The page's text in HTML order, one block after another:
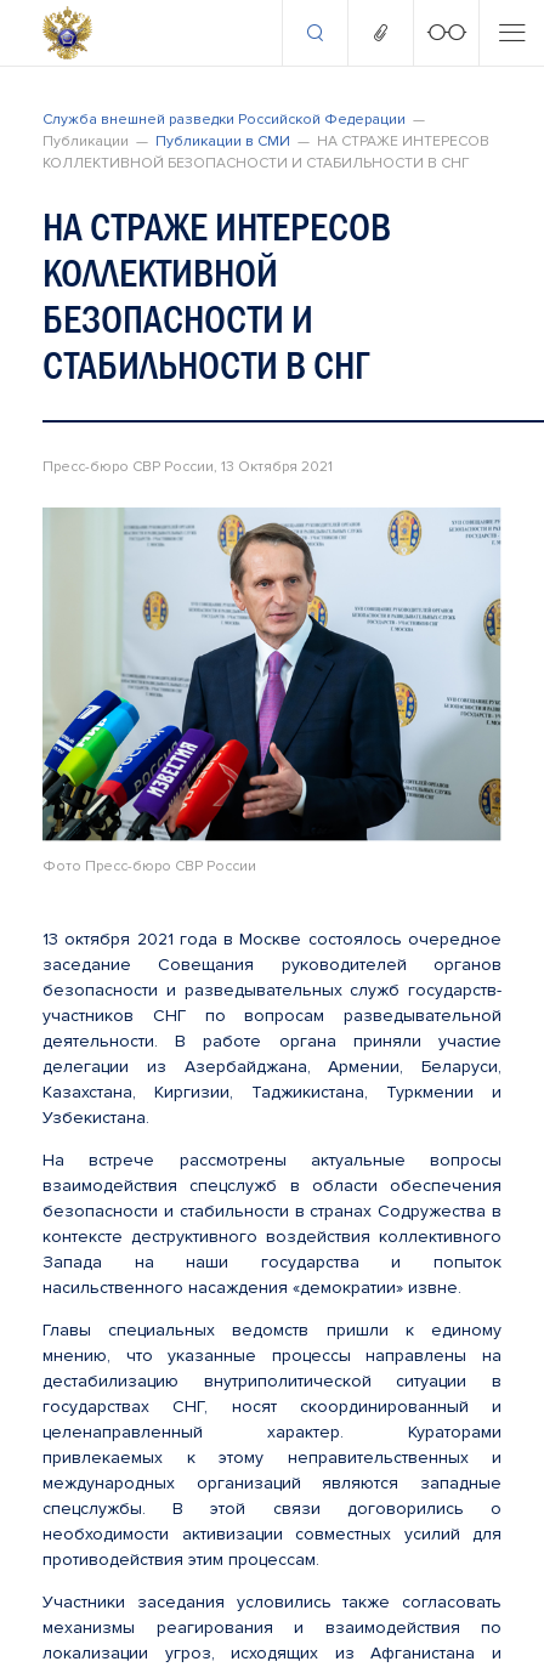
Служба внешней разведки Российской Федерации
Публикации
Публикации в СМИ
НА СТРАЖЕ ИНТЕРЕСОВ
КОЛЛЕКТИВНОЙ БЕЗОПАСНОСТИ И СТАБИЛЬНОСТИ В СНГ
НА СТРАЖЕ ИНТЕРЕСОВ
КОЛЛЕКТИВНОЙ
БЕЗОПАСНОСТИ И
СТАБИЛЬНОСТИ В СНГ
Пресс-бюро СВР России, 13 Октября 2021
Фото Пресс-бюро СВР России
13 октября 2021 года в Москве состоялось очередное
заседание Совещания руководителей органов
безопасности и разведывательных служб государств-
участников СНГ по вопросам разведывательной
деятельности. В работе органа приняли участие
делегации из Азербайджана, Армении, Беларуси,
Казахстана, Киргизии, Таджикистана, Туркмении и
Узбекистана.
На встрече рассмотрены актуальные вопросы
взаимодействия спецслужб в области обеспечения
безопасности и стабильности в странах Содружества в
контексте деструктивного воздействия коллективного
Запада на наши государства и попыток
насильственного насаждения «демократии» извне.
Главы специальных ведомств пришли к единому
мнению, что указанные процессы направлены на
дестабилизацию внутриполитической ситуации в
государствах СНГ, носят скоординированный и
целенаправленный характер. Кураторами
привлекаемых к этому неправительственных и
международных организаций являются западные
спецслужбы. В этой связи договорились о
необходимости активизации совместных усилий для
противодействия этим процессам.
Участники заседания условились также согласовать
механизмы реагирования и взаимодействия по
локализации угроз, исходящих из Афганистана и